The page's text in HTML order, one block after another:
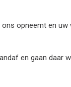
opneemt en
en gaan daar